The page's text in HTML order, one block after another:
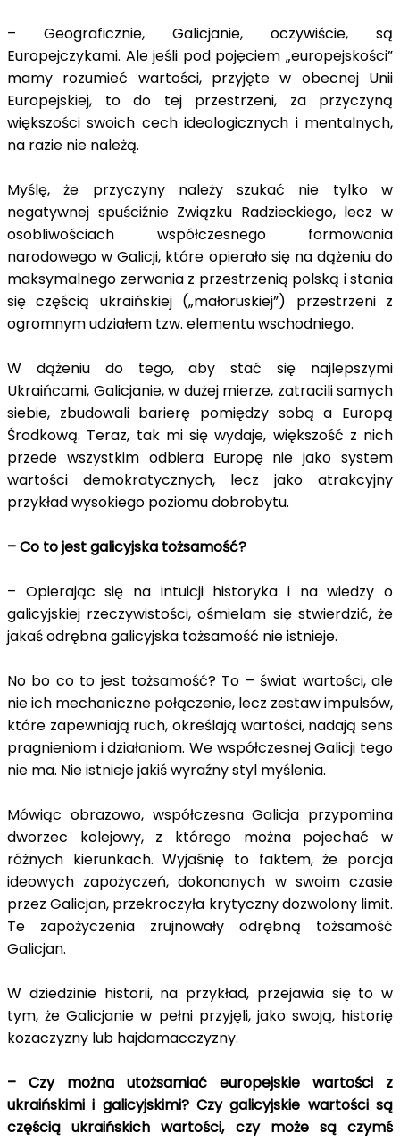
– Geograficznie, Galicjanie, oczywiście, są
Europejczykami. Ale jeśli pod pojęciem „europejskości”
mamy rozumieć wartości, przyjęte w obecnej Unii
Europejskiej, to do tej przestrzeni, za przyczyną
większości swoich cech ideologicznych i mentalnych,
na razie nie należą.
Myślę, że przyczyny należy szukać nie tylko w
negatywnej spuściźnie Związku Radzieckiego, lecz w
osobliwościach współczesnego formowania
narodowego w Galicji, które opierało się na dążeniu do
maksymalnego zerwania z przestrzenią polską i stania
się częścią ukraińskiej („małoruskiej”) przestrzeni z
ogromnym udziałem tzw. elementu wschodniego.
W dążeniu do tego, aby stać się najlepszymi
Ukraińcami, Galicjanie, w dużej mierze, zatracili samych
siebie, zbudowali barierę pomiędzy sobą a Europą
Środkową. Teraz, tak mi się wydaje, większość z nich
przede wszystkim odbiera Europę nie jako system
wartości demokratycznych, lecz jako atrakcyjny
przykład wysokiego poziomu dobrobytu.
– Co to jest galicyjska tożsamość?
– Opierając się na intuicji historyka i na wiedzy o
galicyjskiej rzeczywistości, ośmielam się stwierdzić, że
jakaś odrębna galicyjska tożsamość nie istnieje.
No bo co to jest tożsamość? To – świat wartości, ale
nie ich mechaniczne połączenie, lecz zestaw impulsów,
które zapewniają ruch, określają wartości, nadają sens
pragnieniom i działaniom. We współczesnej Galicji tego
nie ma. Nie istnieje jakiś wyraźny styl myślenia.
Mówiąc obrazowo, współczesna Galicja przypomina
dworzec kolejowy, z którego można pojechać w
różnych kierunkach. Wyjaśnię to faktem, że porcja
ideowych zapożyczeń, dokonanych w swoim czasie
przez Galicjan, przekroczyła krytyczny dozwolony limit.
Te zapożyczenia zrujnowały odrębną tożsamość
Galicjan.
W dziedzinie historii, na przykład, przejawia się to w
tym, że Galicjanie w pełni przyjęli, jako swoją, historię
kozaczyzny lub hajdamacczyzny.
– Czy można utożsamiać europejskie wartości z
ukraińskimi i galicyjskimi? Czy galicyjskie wartości są
częścią ukraińskich wartości, czy może są czymś